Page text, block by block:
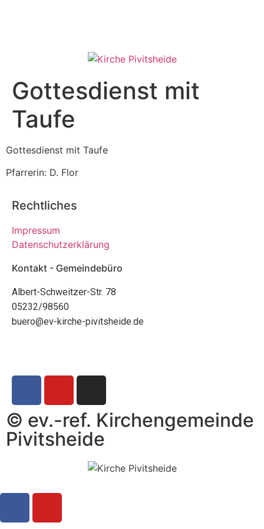
Gottesdienst mit
Taufe
Gottesdienst mit Taufe
Pfarrerin: D. Flor
Kontakt - Gemeindebüro
Albert-Schweitzer-Str. 78
05232/98560
buero@ev-kirche-pivitsheide.de
Rechtliches
Impressum
Datenschutzerklärung
© ev.-ref. Kirchengemeinde
Pivitsheide